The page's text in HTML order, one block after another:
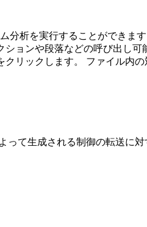
析を実行することができます
ョンや段落などの呼び出し
リックします。 ファイル内
て生成される制御の転送に